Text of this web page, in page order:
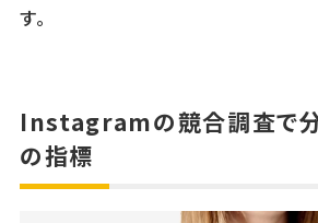
す。
Instagramの競合調査で
の指標